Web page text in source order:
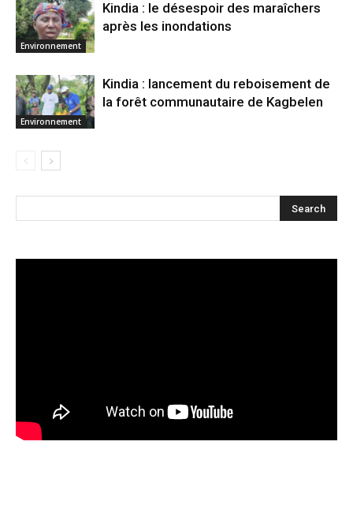
Environnement
Kindia : le désespoir des maraîchers
après les inondations
Environnement
Kindia : lancement du reboisement de
la forêt communautaire de Kagbelen